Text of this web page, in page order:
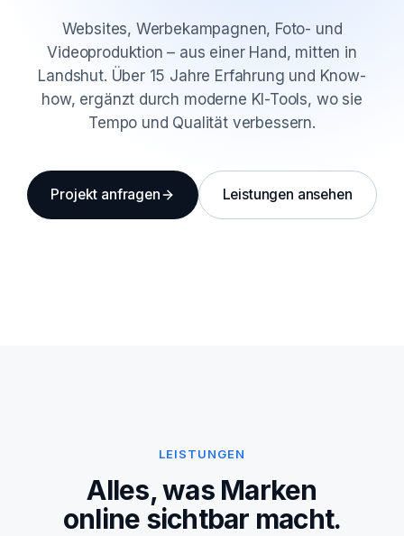
Websites, Werbekampagnen, Foto- und
Videoproduktion – aus einer Hand, mitten in
Landshut. Über 15 Jahre Erfahrung und Know-
how, ergänzt durch moderne KI-Tools, wo sie
Tempo und Qualität verbessern.
Projekt anfragen Leistungen ansehen
LEISTUNGEN
Alles, was Marken
online sichtbar macht.